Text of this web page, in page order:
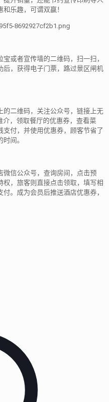
乐趣，可谓双赢！
或者宣传墙的二维码，扫一扫，
后，获得电子门票，路过景区闸机
的二维码，关注公众号，链接上无
，领取餐厅的优惠券，查看菜
支付，并使用优惠券，顾客节省了
间。
微信公众号，查询房间，点击预
，旅客则直接点击领取，填写相
。成为会员后推送酒店优惠券，